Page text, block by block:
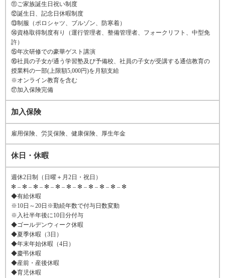
⑪ご家族誕生日祝い制度
⑫誕生日、記念日休暇制度
⑬制服（ポロシャツ、ブルゾン、防寒着）
⑭資格取得制度有り（運行管理者、整備管理者、フォークリフト、中型免
許）
⑮年次研修での豪華ゲスト講演
⑯社員の子女が通う学習塾及び予備校、社員の子女が受講する通信教育の
授業料の一部(上限額5,000円)を月額支給
※オンライン教育を含む
⑰加入保険完備
加入保険
雇用保険、労災保険、健康保険、厚生年金
休日・休暇
週休2日制（日曜＋月2日・祝日）
✻ – ✻ – ✻ – ✻ – ✻ – ✻ – ✻ – ✻ – ✻ – ✻ – ✻
◆有給休暇
※10日～20日※勤続年数で付与日数変動
※入社半年後に10日分付与
◆ゴールデンウィーク休暇
◆夏季休暇（3日）
◆年末年始休暇（4日）
◆慶弔休暇
◆産前・産後休暇
◆育児休暇